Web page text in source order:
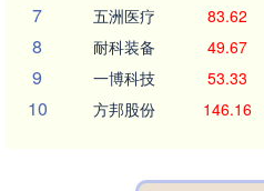
7 五洲医疗 83.62
8 耐科装备 49.67
9 一博科技 53.33
10 方邦股份 146.16